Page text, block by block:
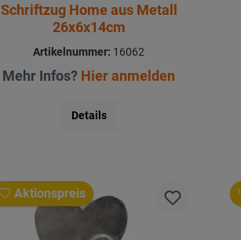
Schriftzug Home aus Metall
26x6x14cm
Artikelnummer: 16062
Mehr Infos? Hier anmelden
Details
Aktionspreis